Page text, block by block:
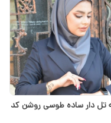
مقنعه تل دار ساده طوسی روشن کد